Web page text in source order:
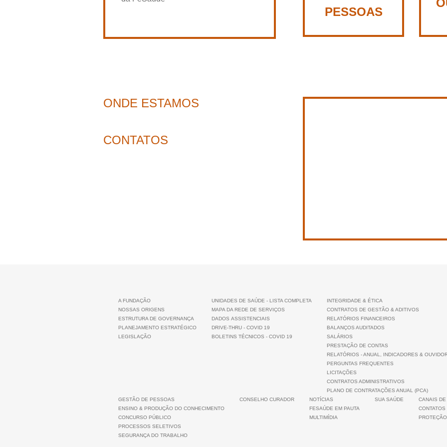
PESSOAS
ONDE ESTAMOS
CONTATOS
A FUNDAÇÃO
NOSSAS ORIGENS
ESTRUTURA DE GOVERNANÇA
PLANEJAMENTO ESTRATÉGICO
LEGISLAÇÃO
UNIDADES DE SAÚDE - LISTA COMPLETA
MAPA DA REDE DE SERVIÇOS
DADOS ASSISTENCIAIS
DRIVE-THRU - COVID 19
BOLETINS TÉCNICOS - COVID 19
INTEGRIDADE & ÉTICA
CONTRATOS DE GESTÃO & ADITIVOS
RELATÓRIOS FINANCEIROS
BALANÇOS AUDITADOS
SALÁRIOS
PRESTAÇÃO DE CONTAS
RELATÓRIOS - ANUAL, INDICADORES &
PERGUNTAS FREQUENTES
LICITAÇÕES
CONTRATOS ADMINISTRATIVOS
PLANO DE CONTRATAÇÕES ANUAL (PCA)
GESTÃO DE PESSOAS
ENSINO & PRODUÇÃO DO CONHECIMENTO
CONCURSO PÚBLICO
PROCESSOS SELETIVOS
SEGURANÇA DO TRABALHO
CONSELHO CURADOR
NOTÍCIAS
FESAÚDE EM PAUTA
MULTIMÍDIA
SUA SAÚDE
CANAIS DE